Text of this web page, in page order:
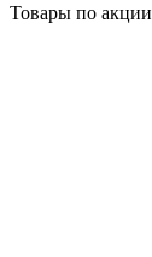
Товары по акции